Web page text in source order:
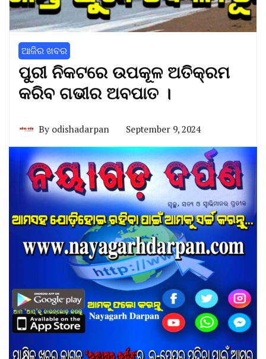
ଆଜିର ଖବର
ପୁରୀ ନିକଟରେ ଉପକୂଳ ଅତିକ୍ରମ
କରିବ ଗଭୀର ଅବପାତ ।
By odishadarpan September 9, 2024